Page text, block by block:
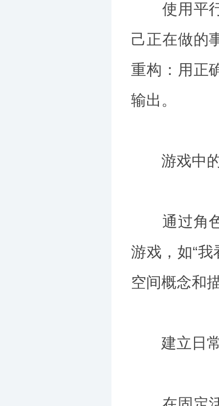
使用平行
己正在做的
重构：用正
输出。
游戏中的
通过角色
游戏，如“
空间概念和
建立日常